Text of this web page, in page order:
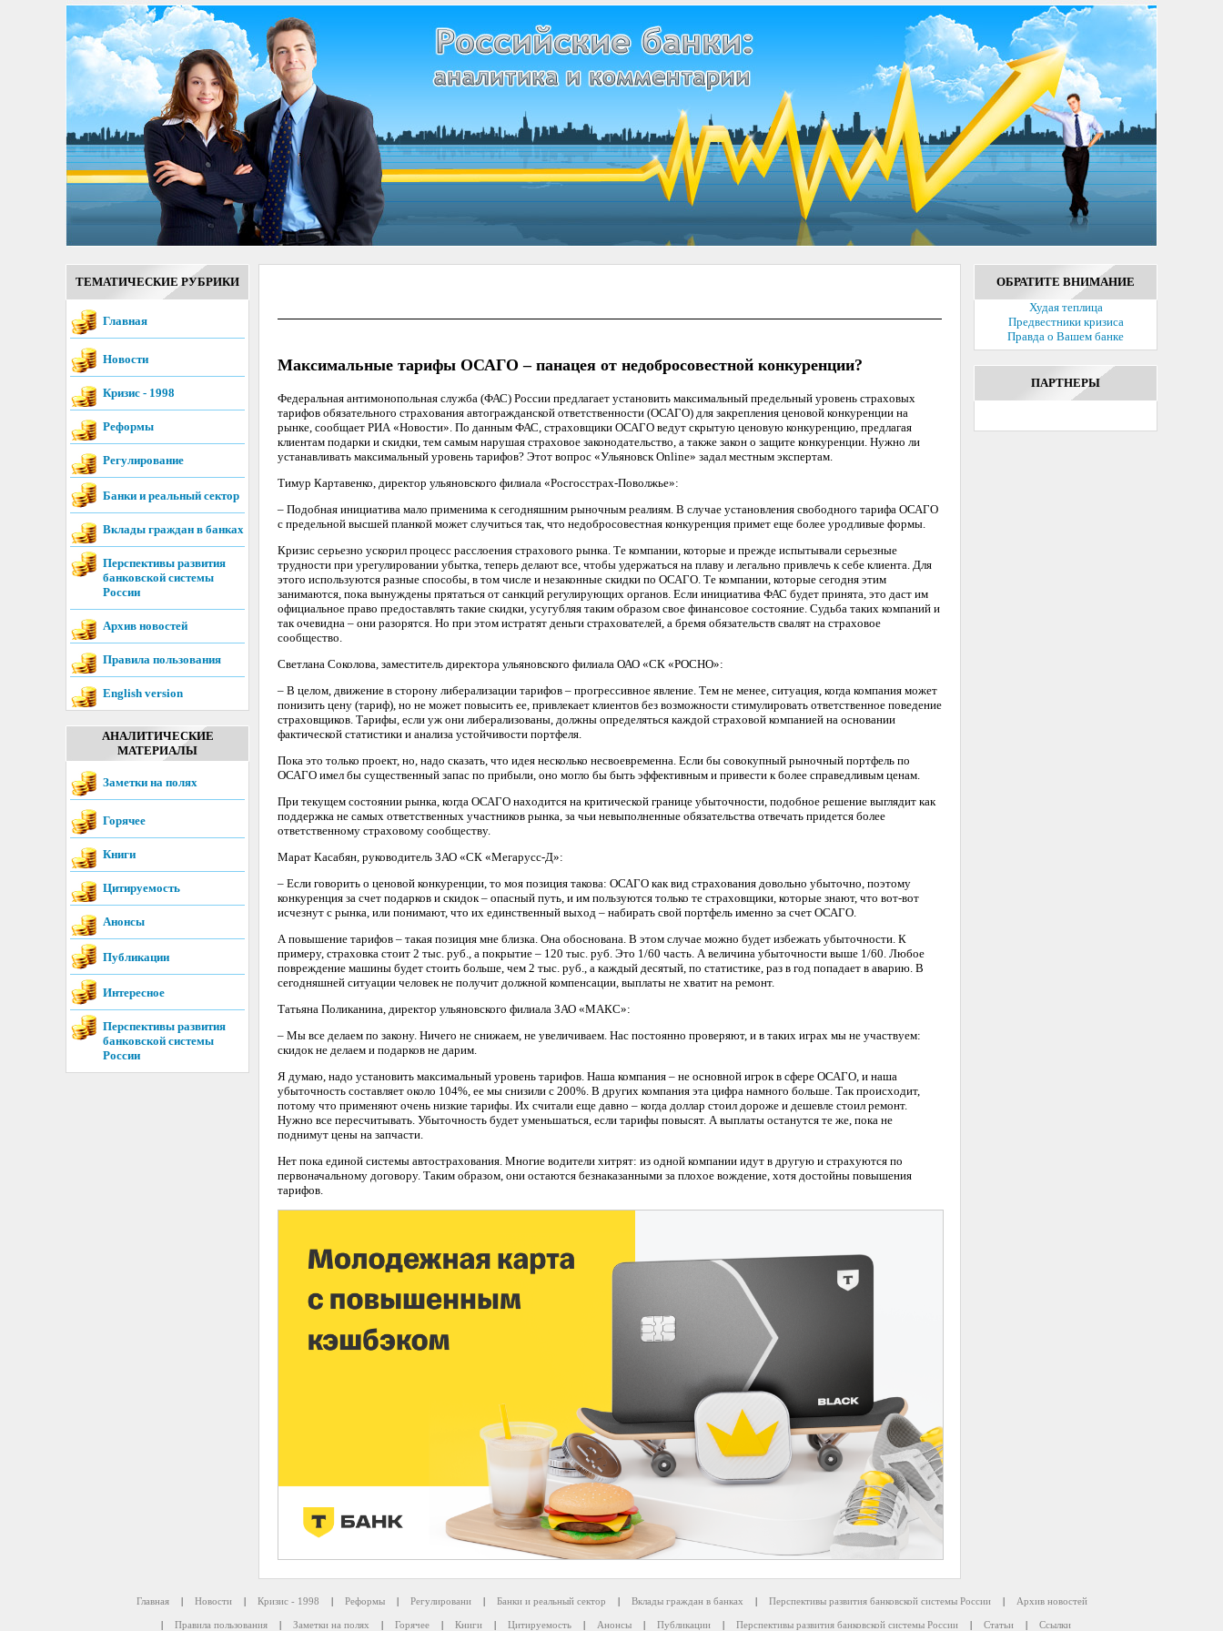
ТЕМАТИЧЕСКИЕ РУБРИКИ
Главная
Новости
Кризис - 1998
Реформы
Регулирование
Банки и реальный сектор
Вклады граждан в банках
Перспективы развития
банковской системы
России
Архив новостей
Правила пользования
English version
АНАЛИТИЧЕСКИЕ
МАТЕРИАЛЫ
Заметки на полях
Горячее
Книги
Цитируемость
Анонсы
Публикации
Интересное
Перспективы развития
банковской системы
России
Максимальные тарифы ОСАГО – панацея от недобросовестной конкуренции?
Федеральная антимонопольная служба (ФАС) России предлагает установить максимальный предельный уровень страховых
тарифов обязательного страхования автогражданской ответственности (ОСАГО) для закрепления ценовой конкуренции на
рынке, сообщает РИА «Новости». По данным ФАС, страховщики ОСАГО ведут скрытую ценовую конкуренцию, предлагая
клиентам подарки и скидки, тем самым нарушая страховое законодательство, а также закон о защите конкуренции. Нужно ли
устанавливать максимальный уровень тарифов? Этот вопрос «Ульяновск Online» задал местным экспертам.
Тимур Картавенко, директор ульяновского филиала «Росгосстрах-Поволжье»:
– Подобная инициатива мало применима к сегодняшним рыночным реалиям. В случае установления свободного тарифа ОСАГО
с предельной высшей планкой может случиться так, что недобросовестная конкуренция примет еще более уродливые формы.
Кризис серьезно ускорил процесс расслоения страхового рынка. Те компании, которые и прежде испытывали серьезные
трудности при урегулировании убытка, теперь делают все, чтобы удержаться на плаву и легально привлечь к себе клиента. Для
этого используются разные способы, в том числе и незаконные скидки по ОСАГО. Те компании, которые сегодня этим
занимаются, пока вынуждены прятаться от санкций регулирующих органов. Если инициатива ФАС будет принята, это даст им
официальное право предоставлять такие скидки, усугубляя таким образом свое финансовое состояние. Судьба таких компаний и
так очевидна – они разорятся. Но при этом истратят деньги страхователей, а бремя обязательств свалят на страховое
сообщество.
Светлана Соколова, заместитель директора ульяновского филиала ОАО «СК «РОСНО»:
– В целом, движение в сторону либерализации тарифов – прогрессивное явление. Тем не менее, ситуация, когда компания может
понизить цену (тариф), но не может повысить ее, привлекает клиентов без возможности стимулировать ответственное поведение
страховщиков. Тарифы, если уж они либерализованы, должны определяться каждой страховой компанией на основании
фактической статистики и анализа устойчивости портфеля.
Пока это только проект, но, надо сказать, что идея несколько несвоевременна. Если бы совокупный рыночный портфель по
ОСАГО имел бы существенный запас по прибыли, оно могло бы быть эффективным и привести к более справедливым ценам.
При текущем состоянии рынка, когда ОСАГО находится на критической границе убыточности, подобное решение выглядит как
поддержка не самых ответственных участников рынка, за чьи невыполненные обязательства отвечать придется более
ответственному страховому сообществу.
Марат Касабян, руководитель ЗАО «СК «Мегарусс-Д»:
– Если говорить о ценовой конкуренции, то моя позиция такова: ОСАГО как вид страхования довольно убыточно, поэтому
конкуренция за счет подарков и скидок – опасный путь, и им пользуются только те страховщики, которые знают, что вот-вот
исчезнут с рынка, или понимают, что их единственный выход – набирать свой портфель именно за счет ОСАГО.
А повышение тарифов – такая позиция мне близка. Она обоснована. В этом случае можно будет избежать убыточности. К
примеру, страховка стоит 2 тыс. руб., а покрытие – 120 тыс. руб. Это 1/60 часть. А величина убыточности выше 1/60. Любое
повреждение машины будет стоить больше, чем 2 тыс. руб., а каждый десятый, по статистике, раз в год попадает в аварию. В
сегодняшней ситуации человек не получит должной компенсации, выплаты не хватит на ремонт.
Татьяна Поликанина, директор ульяновского филиала ЗАО «МАКС»:
– Мы все делаем по закону. Ничего не снижаем, не увеличиваем. Нас постоянно проверяют, и в таких играх мы не участвуем:
скидок не делаем и подарков не дарим.
Я думаю, надо установить максимальный уровень тарифов. Наша компания – не основной игрок в сфере ОСАГО, и наша
убыточность составляет около 104%, ее мы снизили с 200%. В других компания эта цифра намного больше. Так происходит,
потому что применяют очень низкие тарифы. Их считали еще давно – когда доллар стоил дороже и дешевле стоил ремонт.
Нужно все пересчитывать. Убыточность будет уменьшаться, если тарифы повысят. А выплаты останутся те же, пока не
поднимут цены на запчасти.
Нет пока единой системы автострахования. Многие водители хитрят: из одной компании идут в другую и страхуются по
первоначальному договору. Таким образом, они остаются безнаказанными за плохое вождение, хотя достойны повышения
тарифов.
ОБРАТИТЕ ВНИМАНИЕ
Худая теплица
Предвестники кризиса
Правда о Вашем банке
ПАРТНЕРЫ
Главная | Новости | Кризис - 1998 | Реформы | Регулировани | Банки и реальный сектор | Вклады граждан в банках | Перспективы развития банковской системы России | Архив новостей
| Правила пользования | Заметки на полях | Горячее | Книги | Цитируемость | Анонсы | Публикации | Перспективы развития банковской системы России | Статьи | Ссылки